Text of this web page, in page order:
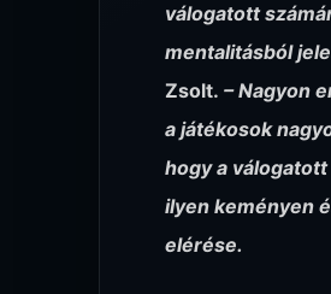
válogatott
mentalitásból
Zsolt. – Nagyon
a játékosok
hogy a
ilyen keményen
elérése.